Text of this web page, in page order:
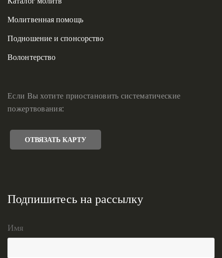
Молитвенная помощь
Подношение и спонсорство
Волонтерство
Если Вы хотите приостановить систематические
пожертвования:
ОТВЯЗАТЬ КАРТУ
Подпишитесь на рассылку
Имя